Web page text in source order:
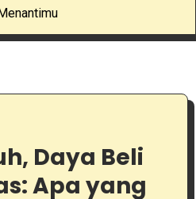
Menantimu
Daya Beli
Apa yang